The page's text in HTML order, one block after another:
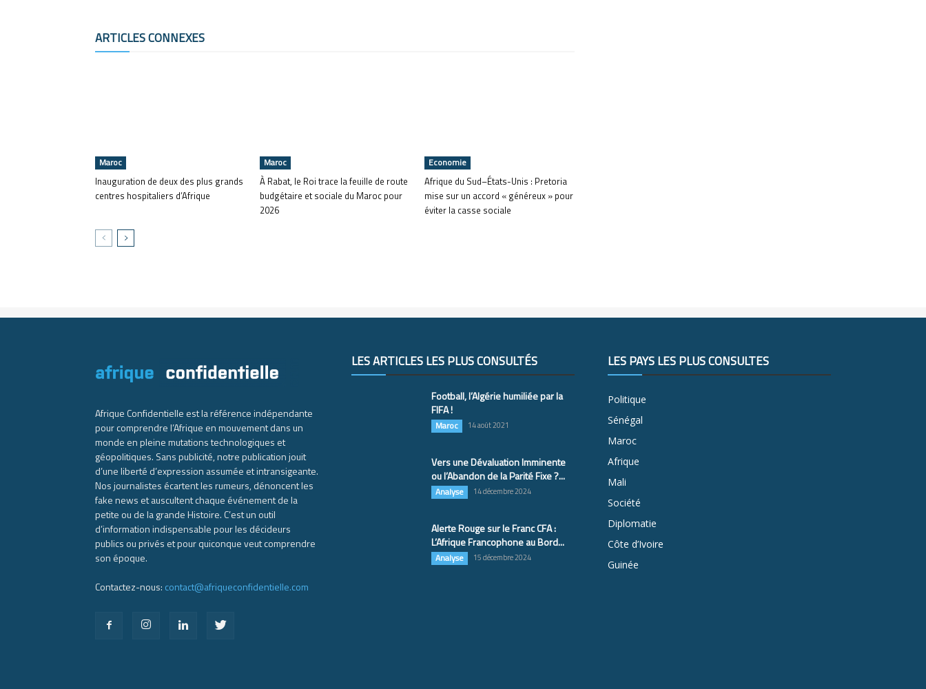
ARTICLES CONNEXES
Maroc
Inauguration de deux des plus grands
centres hospitaliers d’Afrique
Maroc
À Rabat, le Roi trace la feuille de route
budgétaire et sociale du Maroc pour
2026
Economie
Afrique du Sud–États-Unis : Pretoria
mise sur un accord « généreux » pour
éviter la casse sociale
Afrique Confidentielle est la référence indépendante
pour comprendre l’Afrique en mouvement dans un
monde en pleine mutations technologiques et
géopolitiques. Sans publicité, notre publication jouit
d’une liberté d’expression assumée et intransigeante.
Nos journalistes écartent les rumeurs, dénoncent les
fake news et auscultent chaque événement de la
petite ou de la grande Histoire. C’est un outil
d’information indispensable pour les décideurs
publics ou privés et pour quiconque veut comprendre
son époque.
Contactez-nous: contact@afriqueconfidentielle.com
LES ARTICLES LES PLUS CONSULTÉS
Football, l’Algérie humiliée par la
FIFA !
Maroc 14 août 2021
Vers une Dévaluation Imminente
ou l’Abandon de la Parité Fixe ?...
Analyse 14 décembre 2024
Alerte Rouge sur le Franc CFA :
L’Afrique Francophone au Bord...
Analyse 15 décembre 2024
LES PAYS LES PLUS CONSULTÉS
Politique
Sénégal
Maroc
Afrique
Mali
Société
Diplomatie
Côte d’Ivoire
Guinée